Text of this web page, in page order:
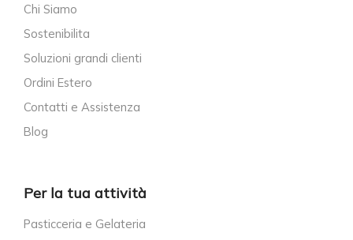
Chi Siamo
Sostenibilita
Soluzioni grandi clienti
Ordini Estero
Contatti e Assistenza
Blog
Per la tua attività
Pasticceria e Gelateria